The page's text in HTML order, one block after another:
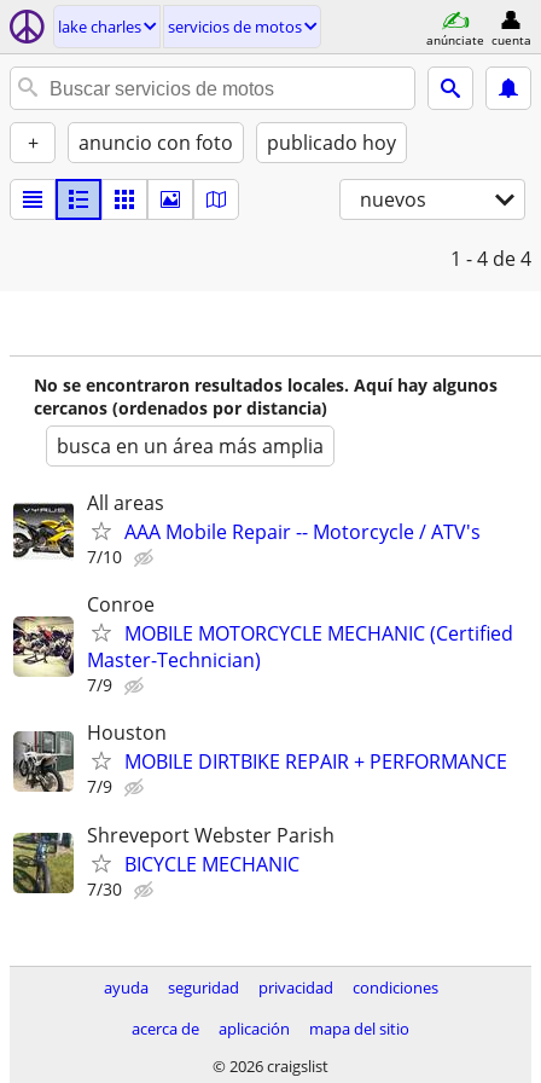
lake charles servicios de motos
anúnciate cuenta
+ anuncio con foto publicado hoy
nuevos
1 - 4 de 4
No se encontraron resultados locales. Aquí hay algunos
cercanos (ordenados por distancia)
busca en un área más amplia
All areas
AAA Mobile Repair -- Motorcycle / ATV's
7/10
Conroe
MOBILE MOTORCYCLE MECHANIC (Certified
Master-Technician)
7/9
Houston
MOBILE DIRTBIKE REPAIR + PERFORMANCE
7/9
Shreveport Webster Parish
BICYCLE MECHANIC
7/30
ayuda seguridad privacidad
condiciones
acerca de
aplicación
mapa del sitio
© 2026 craigslist